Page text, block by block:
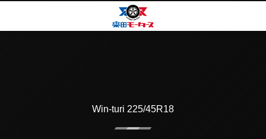
Win-turi 225/45R18